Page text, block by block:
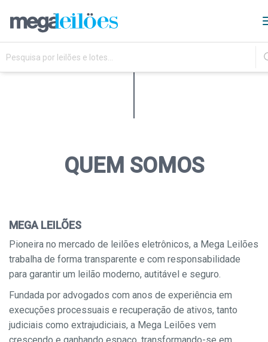
QUEM SOMOS
MEGA LEILÕES
Pioneira no mercado de leilões eletrônicos, a Mega Leilões
trabalha de forma transparente e com responsabilidade
para garantir um leilão moderno, autitável e seguro.
Fundada por advogados com anos de experiência em
execuções processuais e recuperação de ativos, tanto
judiciais como extrajudiciais, a Mega Leilões vem